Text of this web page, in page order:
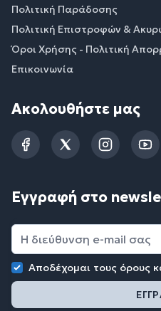
Πολιτική Παράδοσης
Πολιτική Επιστροφών &
Όροι Χρήσης - Πολιτική
Επικοινωνία
Ακολουθήστε μας
FacebookTwitterInstagram
Εγγραφή στο
Αποδέχομαι τους όρους